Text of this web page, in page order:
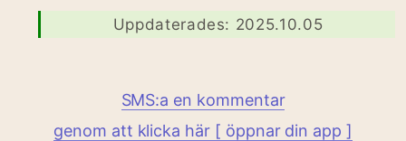
Uppdaterades: 2025.10.05
SMS:a en kommentar
genom att klicka här [ öppnar din app ]